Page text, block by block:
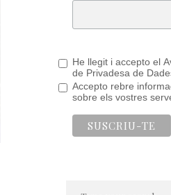
He llegit i accepto el
de Privadesa de
Accepto rebre
sobre els vostres